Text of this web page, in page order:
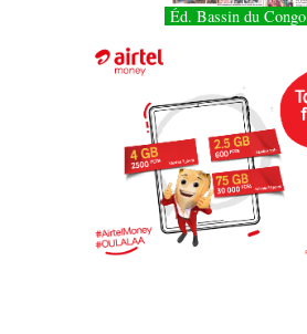
Éd. Bassin du Congo